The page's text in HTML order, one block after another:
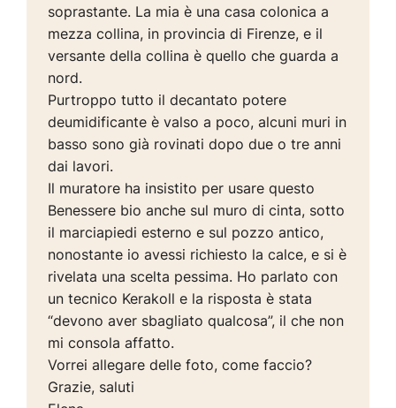
soprastante. La mia è una casa colonica a
mezza collina, in provincia di Firenze, e il
versante della collina è quello che guarda a
nord.
Purtroppo tutto il decantato potere
deumidificante è valso a poco, alcuni muri in
basso sono già rovinati dopo due o tre anni
dai lavori.
Il muratore ha insistito per usare questo
Benessere bio anche sul muro di cinta, sotto
il marciapiedi esterno e sul pozzo antico,
nonostante io avessi richiesto la calce, e si è
rivelata una scelta pessima. Ho parlato con
un tecnico Kerakoll e la risposta è stata
“devono aver sbagliato qualcosa”, il che non
mi consola affatto.
Vorrei allegare delle foto, come faccio?
Grazie, saluti